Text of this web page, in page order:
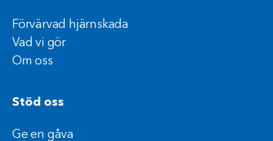
Förvärvad hjärnskada
Vad vi gör
Om oss
Stöd oss
Ge en gåva